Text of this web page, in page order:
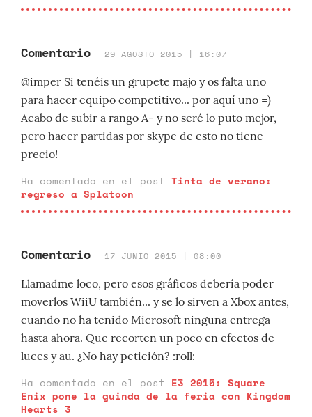
Comentario 29 AGOSTO 2015 | 16:07
@imper Si tenéis un grupete majo y os falta uno
para hacer equipo competitivo... por aquí uno =)
Acabo de subir a rango A- y no seré lo puto mejor,
pero hacer partidas por skype de esto no tiene
precio!
Ha comentado en el post Tinta de verano:
regreso a Splatoon
Comentario 17 JUNIO 2015 | 08:00
Llamadme loco, pero esos gráficos debería poder
moverlos WiiU también... y se lo sirven a Xbox antes,
cuando no ha tenido Microsoft ninguna entrega
hasta ahora. Que recorten un poco en efectos de
luces y au. ¿No hay petición? :roll:
Ha comentado en el post E3 2015: Square
Enix pone la guinda de la feria con Kingdom
Hearts 3